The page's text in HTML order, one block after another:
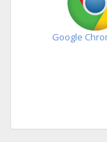
Google